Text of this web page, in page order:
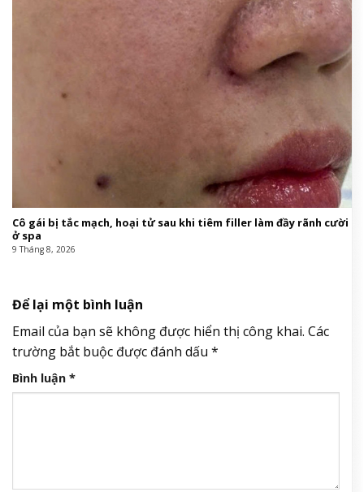
Cô gái bị tắc mạch, hoại tử sau khi tiêm filler làm đầy rãnh cười
ở spa
9 Tháng 8, 2026
Để lại một bình luận
Email của bạn sẽ không được hiển thị công khai. Các
trường bắt buộc được đánh dấu *
Bình luận *